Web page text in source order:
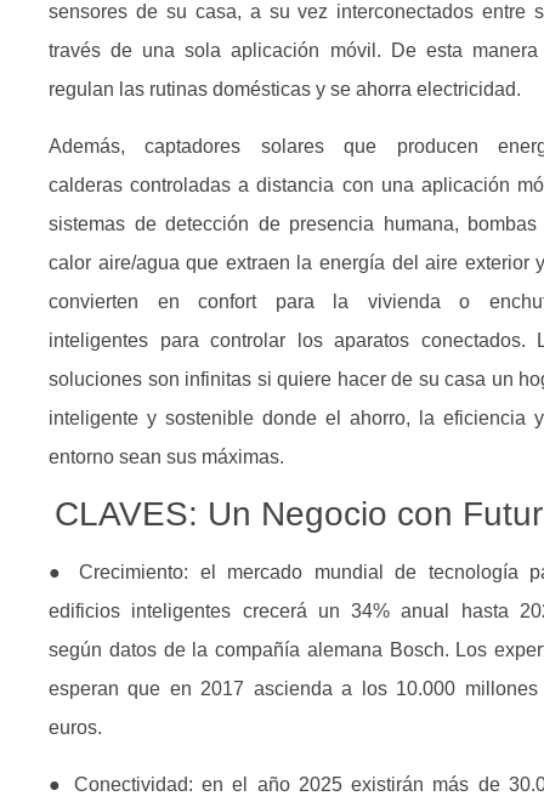
sensores de su casa, a su vez interconectados entre
través de una sola aplicación móvil. De esta manera
regulan las rutinas domésticas y se ahorra electricidad.
Además, captadores solares que producen
calderas controladas a distancia con una aplicación
sistemas de detección de presencia humana, bombas
calor aire/agua que extraen la energía del aire exterior
convierten en confort para la vivienda o
inteligentes para controlar los aparatos conectados.
soluciones son infinitas si quiere hacer de su casa un
inteligente y sostenible donde el ahorro, la eficiencia
entorno sean sus máximas.
CLAVES: Un Negocio con
● Crecimiento: el mercado mundial de tecnología
edificios inteligentes crecerá un 34% anual hasta
según datos de la compañía alemana Bosch. Los
esperan que en 2017 ascienda a los 10.000 millones
euros.
● Conectividad: en el año 2025 existirán más de